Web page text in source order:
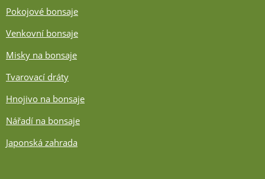
Pokojové bonsaje
Venkovní bonsaje
Misky na bonsaje
Tvarovací dráty
Hnojivo na bonsaje
Nářadí na bonsaje
Japonská zahrada